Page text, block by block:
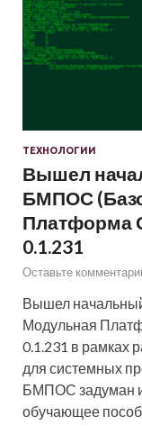
ТЕХНОЛОГИИ
Вышел
БМПОС
Платформа
0.1.231
Оставьте
Вышел
Модульная
0.1.231 в рамках
для системных
БМПОС задуман и
обучающее